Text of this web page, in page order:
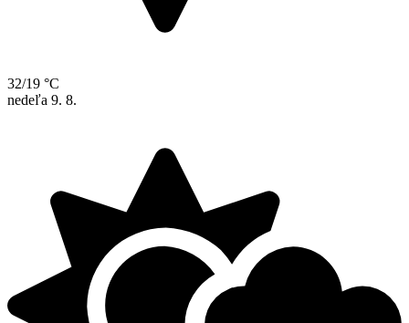
32/19 °C
nedeľa 9. 8.